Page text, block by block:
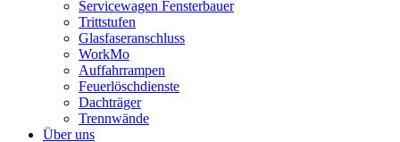
Servicewagen Fensterbauer
Trittstufen
Glasfaseranschluss
WorkMo
Auffahrrampen
Feuerlöschdienste
Dachträger
Trennwände
Über uns